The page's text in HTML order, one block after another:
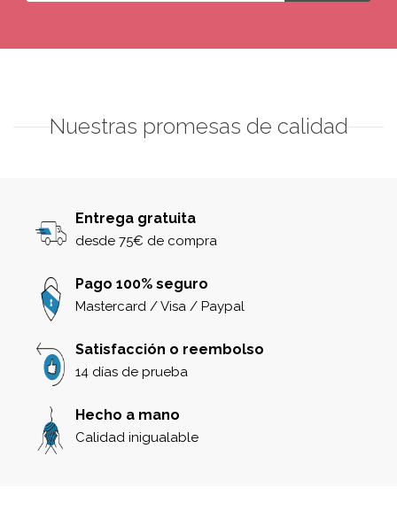
Nuestras promesas de calidad
Entrega gratuita
desde 75€ de compra
Pago 100% seguro
Mastercard / Visa / Paypal
Satisfacción o reembolso
14 días de prueba
Hecho a mano
Calidad inigualable